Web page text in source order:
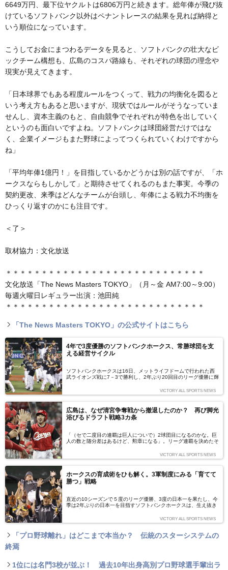
6649万円、最下位ヤクルトは6806万円と続きます。総年俸が飛び抜
けているソフトバンク以外はペナントレースの結果を見れば納得と
いう順位になっています。
こうしてお金にまつわるデータを見ると、ソフトバンクの壮大なビ
ックチーム構想も、広島のコスパ路線も、それぞれの球団の理念や
現実が見えてきます。
「日本球界でもある程度ルールをつくって、戦力の均衡化を図ると
いう考え方もあると思いますが、現状ではルールがそうなっていま
せんし、資本主義のもと、自由競争でそれぞれが特色を出していく
というのも面白いですよね。ソフトバンクは球団経営だけではな
く、企業イメージもまた野球によってつくられていくわけですから
ね」
「平均年俸1億円！」を目指しているかどうかは別の話ですが、「ホ
ークスならもしかして」と期待させてくれるのもまた事実。今季の
契約更改、来季はどんなチームが台頭し、年俸による戦力不均衡を
ひっくり返すのかにも注目です。
＜了＞
取材協力：文化放送
＊＊＊＊＊＊＊＊＊＊＊＊＊＊＊＊＊＊＊＊＊＊＊＊＊＊＊＊
文化放送「The News Masters TOKYO」（月～金 AM7:00～9:00）
毎週火曜日レギュラー出演：池田純
＊＊＊＊＊＊＊＊＊＊＊＊＊＊＊＊＊＊＊＊＊＊＊＊＊＊＊＊
「The News Masters TOKYO」の公式サイトはこちら
4年で3度優勝のソフトバンクホークス、常勝球団を支
える経営サイクル
ソフトバンクホークスは16日、メットライフドームで行われた西
武ライオンズ戦に7－3で勝利し、2年ぶり20回目のリーグ優勝に輝
VICTORY ALL SPORTS NEWS
広島は、なぜ清宮争奪戦から撤退したのか？ 再び脚光
浴びるドラフト戦略3カ条
「（セで二度目の連覇は巨人についで）2球団目になるのかな。巨
人の数と随分差はあるけど、勲章になる」。リーグ連覇を決めたそ
差はある。しかし広島の場合、外国人以外はほぼ自前の選手で達成
した連覇であるという部分に、巨人とはまた違う価値を見いだすこ
のが、伝統の「スカウティング力」であり、「ドラフト戦略」だ。
13年続いた逆指名（自由獲得枠・希望枠含む）制度が廃止されて
10年。今再び脚光を浴びる、“広島オリジナル”のスカウティング力
VICTORY ALL SPORTS NEWS
ホークスの育成術をひも解く。3軍制度にみる「育てて
勝つ」戦略
直近の10シーズンで５度のリーグ優勝、3度の日本一を果たし、今
季は2年ぶりの日本一を目指すソフトバンクホークスは、生え抜き
を導入し、成果を挙げているホークスの戦略的育成術に迫ります。
VICTORY ALL SPORTS NEWS
「プロ野球離れ」はどこまで本当か？ 伝統のスターシステムの
終焉
1位には名門3校が並ぶ！ 過去10年出身高別プロ野球選手輩出ラ